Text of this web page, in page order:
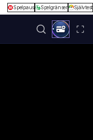
Spelpaus Spelgränser Självtest